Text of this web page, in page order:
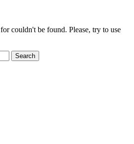
couldn't be found. Please, try to use
Search